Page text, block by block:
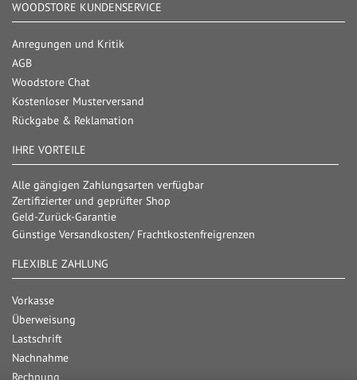
WOODSTORE KUNDENSERVICE
Anregungen und Kritik
AGB
Woodstore Chat
Kostenloser Musterversand
Rückgabe & Reklamation
IHRE VORTEILE
Alle gängigen Zahlungsarten verfügbar
Zertifizierter und geprüfter Shop
Geld-Zurück-Garantie
Günstige Versandkosten/ Frachtkostenfreigrenzen
FLEXIBLE ZAHLUNG
Vorkasse
Überweisung
Lastschrift
Nachnahme
Rechnung